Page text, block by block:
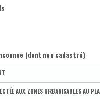
(dont non cadastré)
- Province - Bassin EFE - Zone de
AUX ZONES URBANISABLES AU